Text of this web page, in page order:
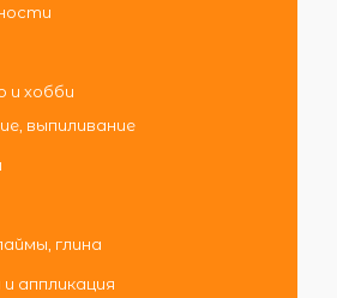
и хобби
выпиливание
глина
аппликация